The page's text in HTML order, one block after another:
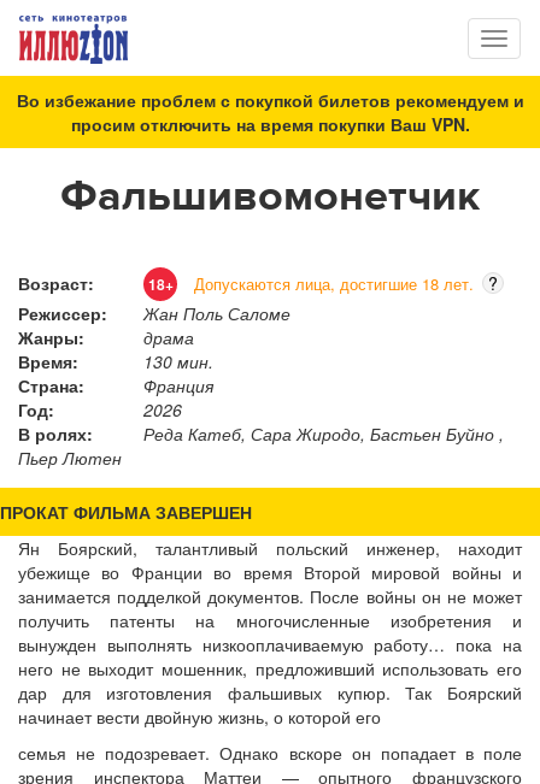
Во избежание проблем с покупкой билетов рекомендуем и
просим отключить на время покупки Ваш VPN.
Фальшивомонетчик
Возраст: 18+ Допускаются лица, достигшие 18 лет.
?
Режиссер:
Жан Поль Саломе
Жанры:
драма
Время:
130 мин.
Страна:
Франция
Год:
2026
В ролях:
Реда Катеб, Сара Жиродо, Бастьен Буйно ,
Пьер Лютен
ПРОКАТ ФИЛЬМА ЗАВЕРШЕН
Ян Боярский, талантливый польский инженер, находит
убежище во Франции во время Второй мировой войны и
занимается подделкой документов. После войны он не может
получить патенты на многочисленные изобретения и
вынужден выполнять низкооплачиваемую работу… пока на
него не выходит мошенник, предложивший использовать его
дар для изготовления фальшивых купюр. Так Боярский
начинает вести двойную жизнь, о которой его
семья не подозревает. Однако вскоре он попадает в поле
зрения инспектора Маттеи — опытного французского